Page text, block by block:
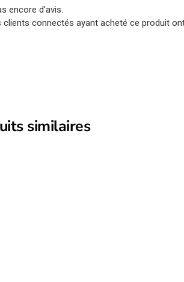
encore d’avis.
clients connectés ayant acheté ce produit
similaires